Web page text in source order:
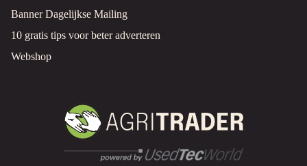
Banner Dagelijkse Mailing
10 gratis tips voor beter adverteren
Webshop